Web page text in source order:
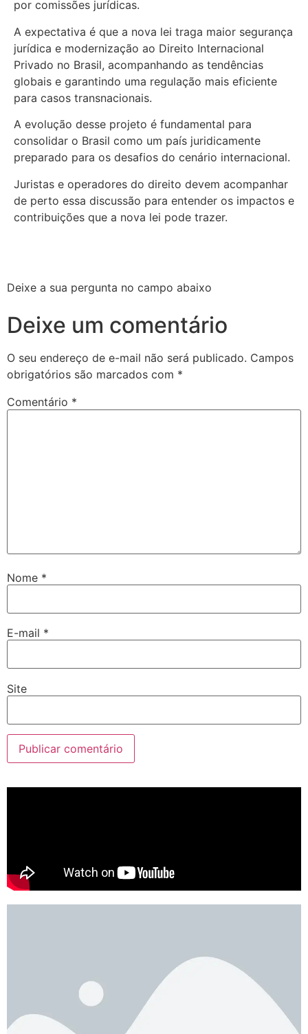
por comissões jurídicas.
A expectativa é que a nova lei traga maior segurança
jurídica e modernização ao Direito Internacional
Privado no Brasil, acompanhando as tendências
globais e garantindo uma regulação mais eficiente
para casos transnacionais.
A evolução desse projeto é fundamental para
consolidar o Brasil como um país juridicamente
preparado para os desafios do cenário internacional.
Juristas e operadores do direito devem acompanhar
de perto essa discussão para entender os impactos e
contribuições que a nova lei pode trazer.
Deixe a sua pergunta no campo abaixo
Deixe um comentário
O seu endereço de e-mail não será publicado. Campos
obrigatórios são marcados com *
Comentário *
Nome *
E-mail *
Site